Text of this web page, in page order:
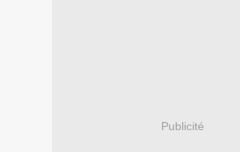
Publicité